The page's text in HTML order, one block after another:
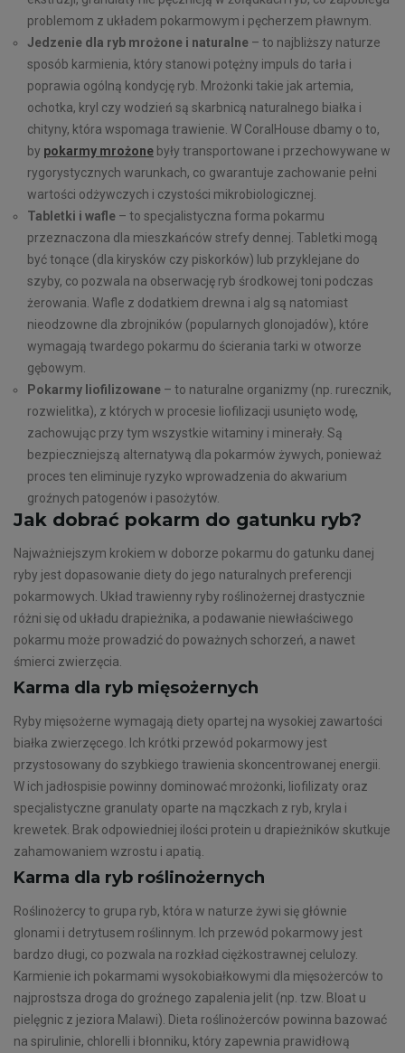
problemom z układem pokarmowym i pęcherzem pławnym.
Jedzenie dla ryb mrożone i naturalne – to najbliższy naturze
sposób karmienia, który stanowi potężny impuls do tarła i
poprawia ogólną kondycję ryb. Mrożonki takie jak artemia,
ochotka, kryl czy wodzień są skarbnicą naturalnego białka i
chityny, która wspomaga trawienie. W CoralHouse dbamy o to,
by pokarmy mrożone były transportowane i przechowywane w
rygorystycznych warunkach, co gwarantuje zachowanie pełni
wartości odżywczych i czystości mikrobiologicznej.
Tabletki i wafle – to specjalistyczna forma pokarmu
przeznaczona dla mieszkańców strefy dennej. Tabletki mogą
być tonące (dla kirysków czy piskorków) lub przyklejane do
szyby, co pozwala na obserwację ryb środkowej toni podczas
żerowania. Wafle z dodatkiem drewna i alg są natomiast
nieodzowne dla zbrojników (popularnych glonojadów), które
wymagają twardego pokarmu do ścierania tarki w otworze
gębowym.
Pokarmy liofilizowane – to naturalne organizmy (np. rurecznik,
rozwielitka), z których w procesie liofilizacji usunięto wodę,
zachowując przy tym wszystkie witaminy i minerały. Są
bezpieczniejszą alternatywą dla pokarmów żywych, ponieważ
proces ten eliminuje ryzyko wprowadzenia do akwarium
groźnych patogenów i pasożytów.
Jak dobrać pokarm do gatunku ryb?
Najważniejszym krokiem w doborze pokarmu do gatunku danej
ryby jest dopasowanie diety do jego naturalnych preferencji
pokarmowych. Układ trawienny ryby roślinożernej drastycznie
różni się od układu drapieżnika, a podawanie niewłaściwego
pokarmu może prowadzić do poważnych schorzeń, a nawet
śmierci zwierzęcia.
Karma dla ryb mięsożernych
Ryby mięsożerne wymagają diety opartej na wysokiej zawartości
białka zwierzęcego. Ich krótki przewód pokarmowy jest
przystosowany do szybkiego trawienia skoncentrowanej energii.
W ich jadłospisie powinny dominować mrożonki, liofilizaty oraz
specjalistyczne granulaty oparte na mączkach z ryb, kryla i
krewetek. Brak odpowiedniej ilości protein u drapieżników skutkuje
zahamowaniem wzrostu i apatią.
Karma dla ryb roślinożernych
Roślinożercy to grupa ryb, która w naturze żywi się głównie
glonami i detrytusem roślinnym. Ich przewód pokarmowy jest
bardzo długi, co pozwala na rozkład ciężkostrawnej celulozy.
Karmienie ich pokarmami wysokobiałkowymi dla mięsożerców to
najprostsza droga do groźnego zapalenia jelit (np. tzw. Bloat u
pielęgnic z jeziora Malawi). Dieta roślinożerców powinna bazować
na spirulinie, chlorelli i błonniku, który zapewnia prawidłową